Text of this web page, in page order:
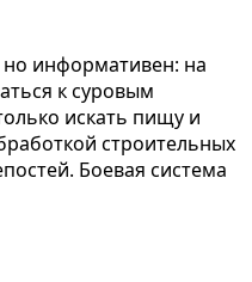
но информативен: на
к суровым
искать пищу и
строительных
Боевая система